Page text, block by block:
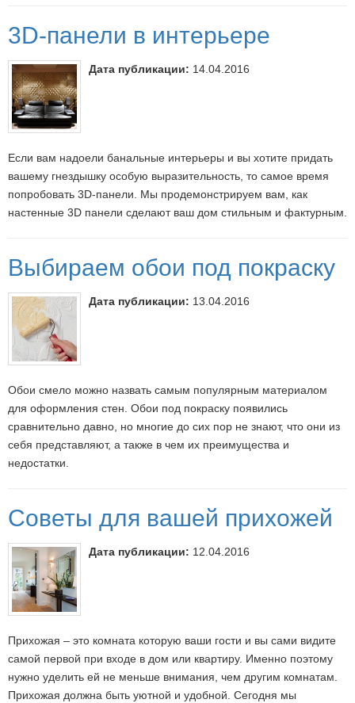
3D-панели в интерьере
Если вам надоели банальные интерьеры и вы хотите придать
вашему гнездышку особую выразительность, то самое время
попробовать 3D-панели. Мы продемонстрируем вам, как
настенные 3D панели сделают ваш дом стильным и фактурным.
Дата публикации: 14.04.2016
Выбираем обои под покраску
Обои смело можно назвать самым популярным материалом
для оформления стен. Обои под покраску появились
сравнительно давно, но многие до сих пор не знают, что они из
себя представляют, а также в чем их преимущества и
недостатки.
Дата публикации: 13.04.2016
Советы для вашей прихожей
Прихожая – это комната которую ваши гости и вы сами видите
самой первой при входе в дом или квартиру. Именно поэтому
нужно уделить ей не меньше внимания, чем другим комнатам.
Прихожая должна быть уютной и удобной. Сегодня мы
Дата публикации: 12.04.2016